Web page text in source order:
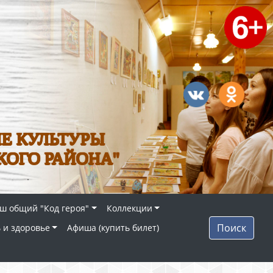
КУЛЬТУРЫ
РАЙОНА"
общий "Код героя"
Коллекции
и здоровье
Афиша (купить билет) Поиск